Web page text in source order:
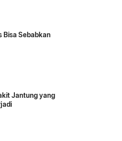
Bisa Sebabkan
Jantung yang